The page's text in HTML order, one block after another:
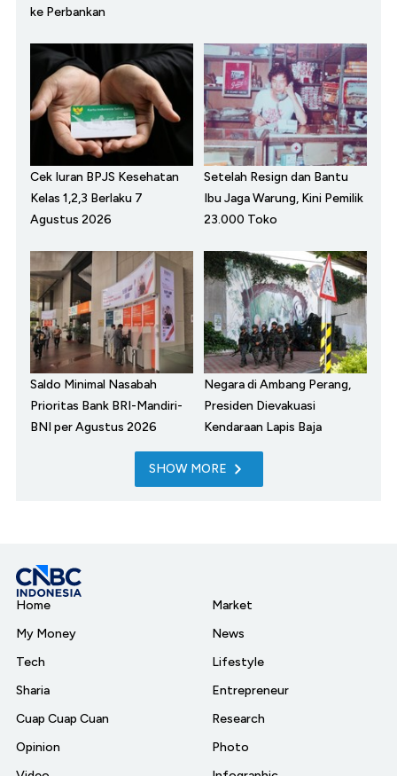
ke Perbankan
Cek Iuran BPJS Kesehatan
Kelas 1,2,3 Berlaku 7
Agustus 2026
Setelah Resign dan Bantu
Ibu Jaga Warung, Kini Pemilik
23.000 Toko
Saldo Minimal Nasabah
Prioritas Bank BRI-Mandiri-
BNI per Agustus 2026
Negara di Ambang Perang,
Presiden Dievakuasi
Kendaraan Lapis Baja
SHOW MORE
Home
My Money
Tech
Sharia
Cuap Cuap Cuan
Opinion
Market
News
Lifestyle
Entrepreneur
Research
Photo